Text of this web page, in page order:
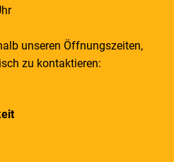
unseren Öffnungszeiten,
zu kontaktieren: